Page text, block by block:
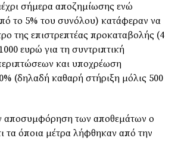
σήμερα αποζημίωσης ενώ
το 5% του συνόλου) κατάφεραν να
της επιστρεπτέας προκαταβολής (4
ευρώ για τη συντριπτική
και υποχρέωση
(δηλαδή καθαρή στήριξη μόλις 500
αποσυμφόρηση των αποθεμάτων ο
τα όποια μέτρα λήφθηκαν από την